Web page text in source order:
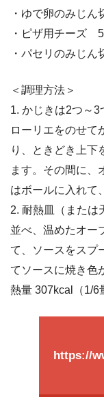
・ゆで卵のみじ
・ピザ用チーズ
・パセリのみじ
＜調理方法＞
1. かじきは2つ～3
ローリエをのせて
り、ときどき上下
ます。その間に
はボールに入れて
2. 耐熱皿（または
並べ、温めたオー
て、ソースをスプ
てソースに焼き色
熱量 307kcal（1/6
https://